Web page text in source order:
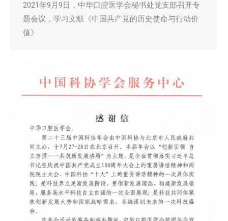
2021年9月9日，中华口腔医学会秘书处党支部召开专
题会议，学习文献《中国共产党的历史使命与行动价
值》